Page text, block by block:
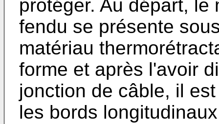
protéger. Au départ,
fendu se présente
matériau
forme et après l'avoir
jonction de câble, il
les bords